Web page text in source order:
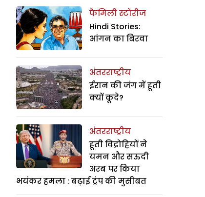
फैमिली स्टोरीज
Hindi Stories:
आंगन का बिरवा
अंतरराष्ट्रीय
ईरान की जंग में हूती
क्यों कूदे?
अंतरराष्ट्रीय
हूती विद्रोहियों ने
यमन और सऊदी
अरब पर किया
भयंकर हमला : बढ़ाई ट्रंप की मुसीबत